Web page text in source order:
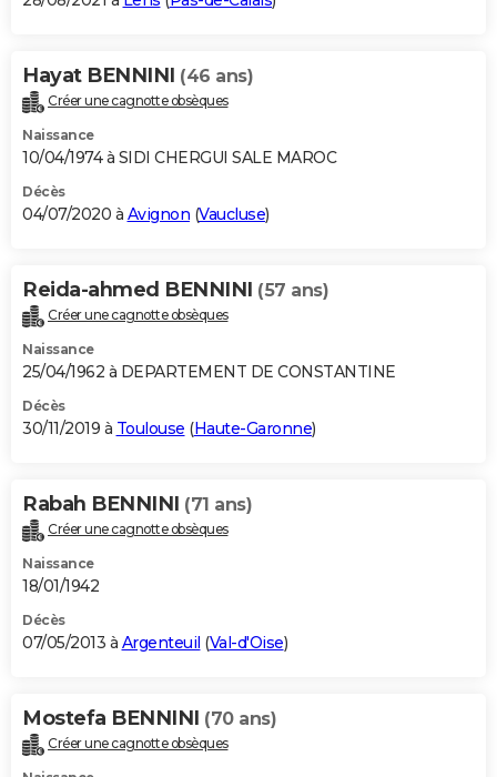
Hayat BENNINI (46 ans)
Créer une cagnotte obsèques
Naissance
10/04/1974 à SIDI CHERGUI SALE MAROC
Décès
04/07/2020 à Avignon (Vaucluse)
Reida-ahmed BENNINI (57 ans)
Créer une cagnotte obsèques
Naissance
25/04/1962 à DEPARTEMENT DE CONSTANTINE
Décès
30/11/2019 à Toulouse (Haute-Garonne)
Rabah BENNINI (71 ans)
Créer une cagnotte obsèques
Naissance
18/01/1942
Décès
07/05/2013 à Argenteuil (Val-d'Oise)
Mostefa BENNINI (70 ans)
Créer une cagnotte obsèques